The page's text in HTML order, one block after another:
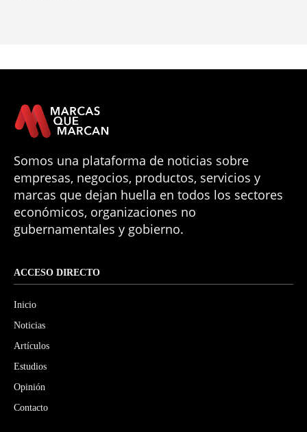
Somos una plataforma de noticias sobre
empresas, negocios, productos, servicios y
marcas que dejan huella en todos los sectores
económicos, organizaciones no
gubernamentales y gobierno.
ACCESO DIRECTO
Inicio
Noticias
Artículos
Estudios
Opinión
Contacto